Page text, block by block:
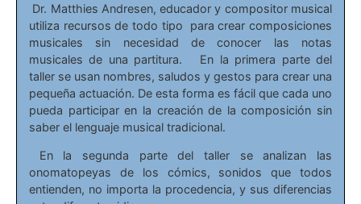
Dr. Matthies Andresen, educador y compositor musical
utiliza recursos de todo tipo para crear composiciones
musicales sin necesidad de conocer las notas
musicales de una partitura. En la primera parte del
taller se usan nombres, saludos y gestos para crear una
pequeña actuación. De esta forma es fácil que cada uno
pueda participar en la creación de la composición sin
saber el lenguaje musical tradicional.
En la segunda parte del taller se analizan las
onomatopeyas de los cómics, sonidos que todos
entienden, no importa la procedencia, y sus diferencias